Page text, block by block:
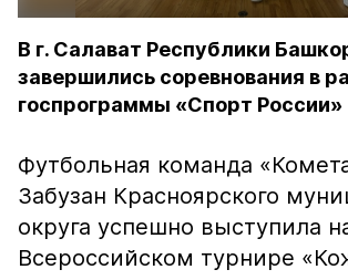
В г. Салават Республики
завершились соревнования в
госпрограммы «Спорт России»
Футбольная команда
Забузан Красноярского
округа успешно выступила
Всероссийском турнире